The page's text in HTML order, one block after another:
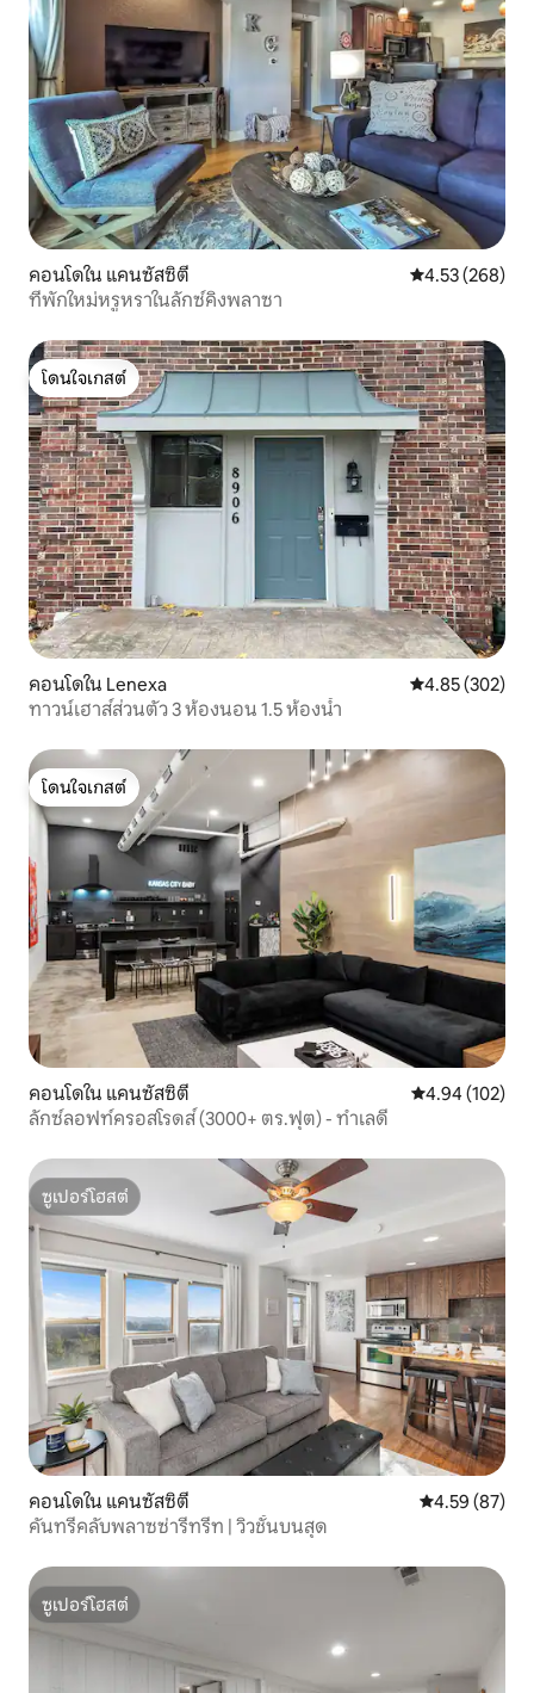
เช็ดมือ เกลือและพริกไทย ห้องน้ำ: เครื่อง
ทำความร้อนในห้อง อาบน้ำฝักบัว สบู่ล้าง
มือ สบู่ก้อน แชมพูครีม นวด ครีมอาบ น้ำผ้า
ขนหนู อาบน้ำ เสื้อคลุมอาบน้ำ ผ้าเช็ด มือผ้า
เช็ดมือ กระดาษทิชชู่ Cotton balls Q-Tips
โลชั่นบำรุงผิวกาย Plunger ครีมโกนหนวด
การล้างปาก คอมมอนส์/ทางเข้า: โต๊ะคู่มือผู้
เข้าพัก /พอร์ตชาร์จ USB บนโต๊ะทำงาน
ปากกา กระดาษโน้ต นิตยสาร เครื่องดูดฝุ่น
โต๊ะรีดผ้าและโต๊ะรีด ผ้า เก้าอี้พับ 2 ตัวถังดับ
เพลิง เต้าเสียบไฟฟ้าที่เวิร์คทอป ห้องนอน
สัญญาณเตือนประตู: เตียงนอนไฟฟ้า
หมอน ผ้าห่ม ลำโพง Iphone ช่องเคเบิล
โทรทัศน์ เครื่องทำความร้อนแบบไร้สาย ที่
จอด รถแบบไร้สาย นาฬิกาปลุก นาฬิกาวิทยุ
ห้องนิรภัย เครื่องพิมพ์ไร้สาย เก้าอี้อ่าน
หนังสือเก้าอี้ สตูล ไม้แขวนเสื้อหน้าต่างปลุก
เกมโคมไฟอ่านหนังสือการ ผสมผสานที่
แปลกใหม่ของบ้านที่ยิ่งใหญ่ในย่าน Hyde
Park อันเก่าแก่แห่งนี้มีจิตวิญญาณที่เต็มไป
ด้วยพลังที่จะนำผู้เข้าพักไปสู่ชีพจรของการ
เต้นของหัวใจของเมืองได้อย่างสะดวก
สบาย เดินทางไม่เกิน 2 ไมล์ไปยังสถานที่น่า
สนใจสำคัญส่วนใหญ่ของแคนซัสซิตีได้แก่
พิพิธภัณฑ์เนลสันแอทคินส์สนามกีฬารอยัล
และหัวหน้าแหล่งช้อปปิ้งพลาซ่ากลางแจ้ง
ประวัติศาสตร์และเขตพลังงานและแสงสีที่มี
ชีวิตชีวาในใจกลางเมืองแคนซัสซิตี้
คอนโดใน แคนซัสซิตี คะแนนเฉลี่ย
4.53 (268)
ที่พักใหม่หรูหราในลักซ์คิงพลาซา
โดนใจเกสต์
โดนใจเกสต์
คอนโดใน Lenexa คะแนนเฉลี่ย
4.85 (302)
ทาวน์เฮาส์ส่วนตัว 3 ห้องนอน 1.5 ห้องน้ำ
โดนใจเกสต์
โดนใจเกสต์
คอนโดใน แคนซัสซิตี คะแนนเฉลี่ย
4.94 (102)
ลักซ์ลอฟท์ครอสโรดส์ (3000+ ตร.ฟุต) - ทำเลดี
ซูเปอร์โฮสต์
ซูเปอร์โฮสต์
คอนโดใน แคนซัสซิตี คะแนนเฉลี่ย
4.59 (87)
คันทรีคลับพลาซซ่ารีทรีท | วิวชั้นบนสุด
ซูเปอร์โฮสต์
ซูเปอร์โฮสต์